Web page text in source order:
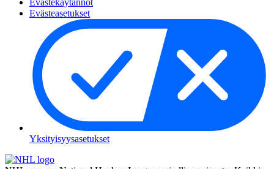
Evästekäytännöt
Evästeasetukset
Yksityisyysasetukset